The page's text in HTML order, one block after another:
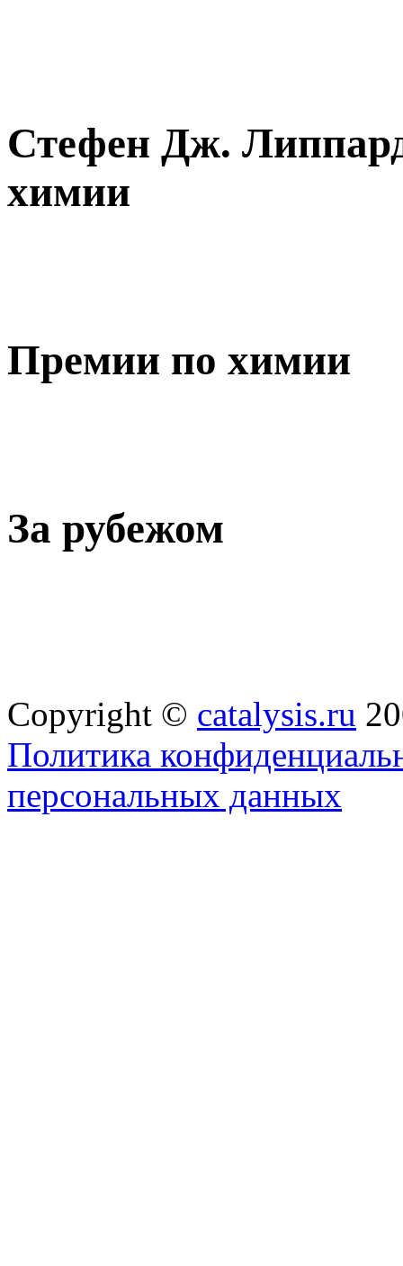
Стефен Дж.
химии
Премии по химии
За рубежом
Copyright © catalysis.ru
Политика
персональных данных